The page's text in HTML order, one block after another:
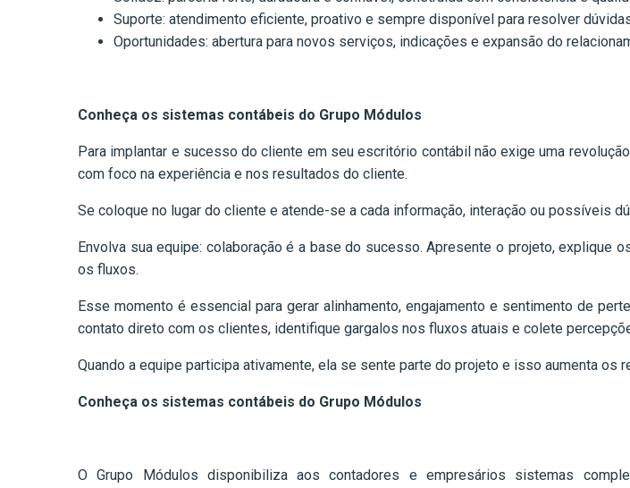
Suporte: atendimento eficiente, proativo e sempre disponível para resolver
Oportunidades: abertura para novos serviços, indicações e expansão do
Conheça os sistemas contábeis do Grupo Módulos
Para implantar e sucesso do cliente em seu escritório contábil não exige uma
com foco na experiência e nos resultados do cliente.
Se coloque no lugar do cliente e atende-se a cada informação, interação ou possíveis
Envolva sua equipe: colaboração é a base do sucesso. Apresente o projeto,
os fluxos.
Esse momento é essencial para gerar alinhamento, engajamento e sentimento de
contato direto com os clientes, identifique gargalos nos fluxos atuais e colete
Quando a equipe participa ativamente, ela se sente parte do projeto e isso aumenta os
Conheça os sistemas contábeis do Grupo Módulos
O Grupo Módulos disponibiliza aos contadores e empresários sistemas